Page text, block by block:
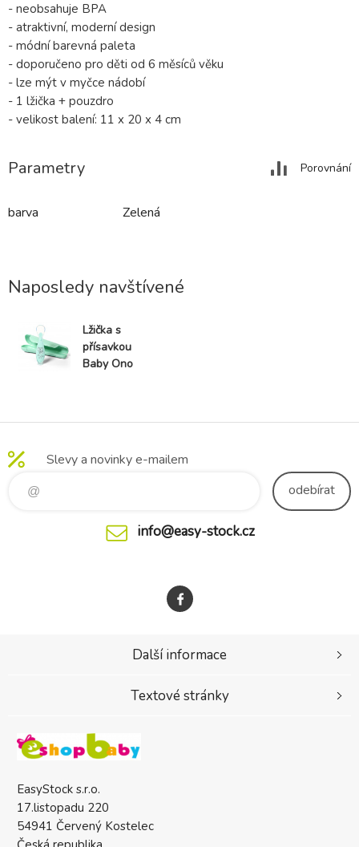
- neobsahuje BPA
- atraktivní, moderní design
- módní barevná paleta
- doporučeno pro děti od 6 měsíců věku
- lze mýt v myčce nádobí
- 1 lžička + pouzdro
- velikost balení: 11 x 20 x 4 cm
Parametry Porovnání
barva Zelená
Naposledy navštívené
Lžička s
přísavkou
Baby Ono
Slevy a novinky e-mailem
odebírat
info@easy-stock.cz
EasyStock s.r.o.
17.listopadu 220
54941 Červený Kostelec
Další informace
Textové stránky